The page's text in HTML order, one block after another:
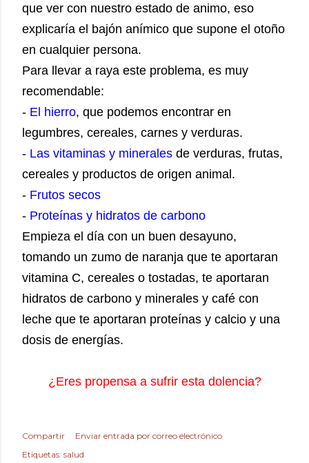
que ver con nuestro estado de animo, eso
explicaría el bajón anímico que supone el otoño
en cualquier persona.
Para llevar a raya este problema, es muy
recomendable:
- El hierro, que podemos encontrar en
legumbres, cereales, carnes y verduras.
- Las vitaminas y minerales de verduras, frutas,
cereales y productos de origen animal.
- Frutos secos
- Proteínas y hidratos de carbono
Empieza el día con un buen desayuno,
tomando un zumo de naranja que te aportaran
vitamina C, cereales o tostadas, te aportaran
hidratos de carbono y minerales y café con
leche que te aportaran proteínas y calcio y una
dosis de energías.
¿Eres propensa a sufrir esta dolencia?
Compartir
Enviar entrada por correo electrónico
Etiquetas: salud